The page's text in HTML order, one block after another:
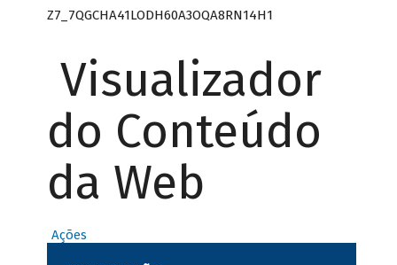
Z7_7QGCHA41LODH60A3OQA8RN14H1
Visualizador
do Conteúdo
da Web
Ações